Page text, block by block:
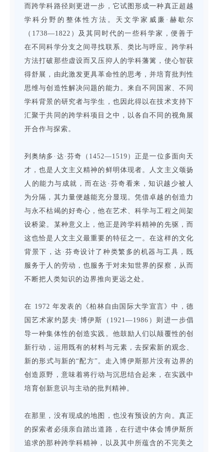
而跨学科路径则更进一步，它试图形成一种真正超越
学科分野的整体性方法。天文学家威廉·赫歇尔
（1738—1822）及其同时代的一些科学家，便善于
在不同科学分支之间寻找联系、类比与呼应。跨学科
方法打破那些虚设而又压抑人的学科藩篱，使心智获
得舒展，由此激发更具革命性的思考，并培育批判性
思维与创造性解决问题的能力。来自不同国家、不同
学科背景的研究者与学生，也因此得以在技术支持下
汇聚于共同的跨学科项目之中，以各自不同的视角展
开合作与探索。
列奥纳多·达·芬奇（1452—1519）正是一位多面向天
才，也是人文主义精神的鲜明体现者。人文主义颂扬
人的能力与成就，而在达·芬奇看来，知识越少被人
为分隔，其力量便越能充分显现。凭借卓越的创造力
与永不枯竭的好奇心，他在艺术、科学与工程之间架
设桥梁。某种意义上，他正是跨学科精神的先驱，而
这也恰是人文主义最重要的特征之一。在这样的文化
背景下，达·芬奇设计了种类繁多的机器与工具，既
服务于人的劳动，也服务于对未知世界的探察，从而
不断把人类知识的边界推向更远之处。
在 1972 年发表的《柏林自由国际大学宣言》中，德
国艺术家约瑟夫·博伊斯（1921—1986）则进一步倡
导一种集体性的创造实践。他鼓励人们以颠覆性的创
新行动，运用既有的材料与元素，去探索新的观念、
新的形式与新的“配方”。走入博伊斯那片没有边界的
创造原野，意味着将行动与沉思结合起来，在实践中
培育创新意识与主动的批判精神。
在那里，没有现成的地图，也没有预设的方向。真正
的探索者必须亲自踏出道路，在行进中体会博伊斯所
追求的那种跨学科精神，以及其中所蕴含的不完美之